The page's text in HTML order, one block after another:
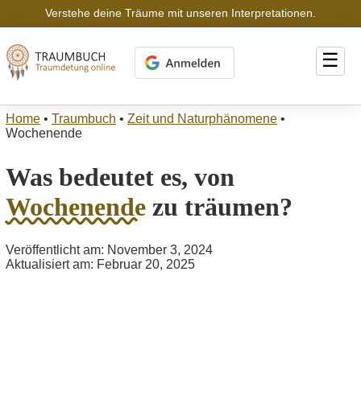
Verstehe deine Träume mit unseren Interpretationen.
☰
Home • Traumbuch • Zeit und Naturphänomene •
Wochenende
Was bedeutet es, von
Wochenende zu träumen?
Veröffentlicht am: November 3, 2024
Aktualisiert am: Februar 20, 2025